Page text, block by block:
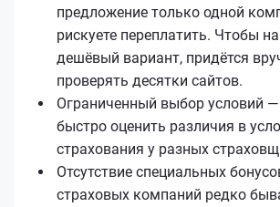
предложение только одной
рискуете переплатить. Чтобы
дешёвый вариант, придётся
проверять десятки сайтов.
Ограниченный выбор условий —
быстро оценить различия в
страхования у разных
Отсутствие специальных
страховых компаний редко